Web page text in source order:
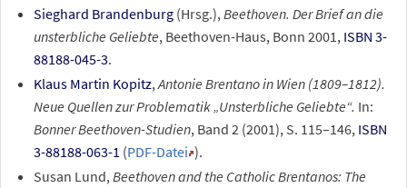
Sieghard Brandenburg(Hrsg.),Beethoven. Der Brief an die
unsterbliche Geliebte, Beethoven-Haus, Bonn 2001, ISBN 3-
88188-045-3.
Klaus Martin Kopitz, Antonie Brentano in Wien (1809–1812).
Neue Quellen zur Problematik „Unsterbliche Geliebte“. In:
Bonner Beethoven-Studien, Band 2 (2001), S. 115–146, ISBN
3-88188-063-1 (PDF-Datei ).
Susan Lund, Beethoven and the Catholic Brentanos: The